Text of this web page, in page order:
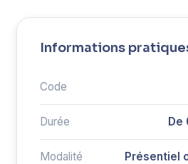
Informations
Code
Durée De
Modalité Présentiel